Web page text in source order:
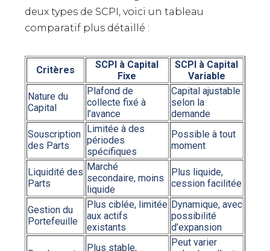
deux types de SCPI, voici un tableau
comparatif plus détaillé :
Critères
SCPI à Capital
Fixe
SCPI à Capital
Variable
Nature du
Capital
Plafond de
collecte fixé à
l’avance
Capital ajustable
selon la
demande
Souscription
des Parts
Limitée à des
périodes
spécifiques
Possible à tout
moment
Liquidité des
Parts
Marché
secondaire, moins
liquide
Plus liquide,
cession facilitée
Gestion du
Portefeuille
Plus ciblée, limitée
aux actifs
existants
Dynamique, avec
possibilité
d’expansion
Plus stable,
Peut varier